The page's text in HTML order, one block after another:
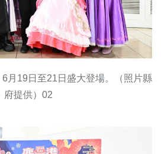
6月19日至21日盛大登場。（照片縣
府提供）02